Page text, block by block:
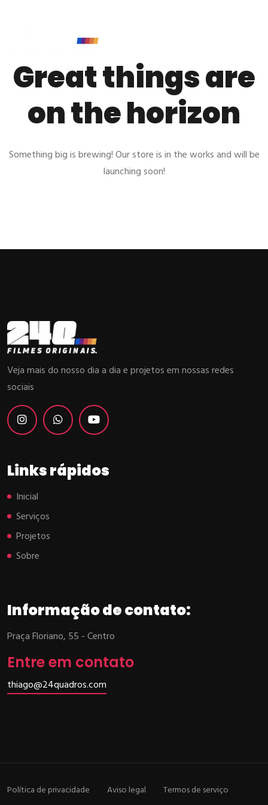
Great things are
on the horizon
Something big is brewing! Our store is in the works and will be
launching soon!
Veja mais do nosso dia a dia e projetos em nossas redes
sociais
Links rápidos
Inicial
Serviços
Projetos
Sobre
Informação de contato:
Praça Floriano, 55 - Centro
Entre em contato
thiago@24quadros.com
Política de privacidade Aviso legal Termos de serviço